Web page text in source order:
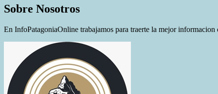
y
que
contra
la
provincia
Sobre Nosotros
En InfoPatagoniaOnline trabajamos para traerte la mejor informacion